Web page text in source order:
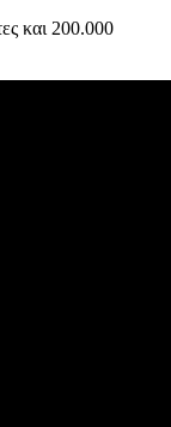
και 200.000